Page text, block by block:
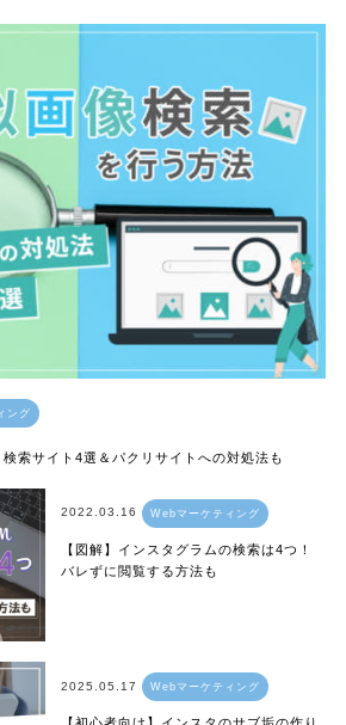
ング
索サイト4選＆パクリサイトへの対処法も
2022.03.16 Webマーケティング
【図解】インスタグラムの検索は4つ！
バレずに閲覧する方法も
2025.05.17 Webマーケティング